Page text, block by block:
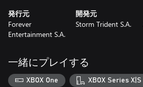
発行元
Forever
Entertainment S.A.
開発元
Storm Trident S.A.
一緒にプレイする
XBOX One XBOX Series X|S